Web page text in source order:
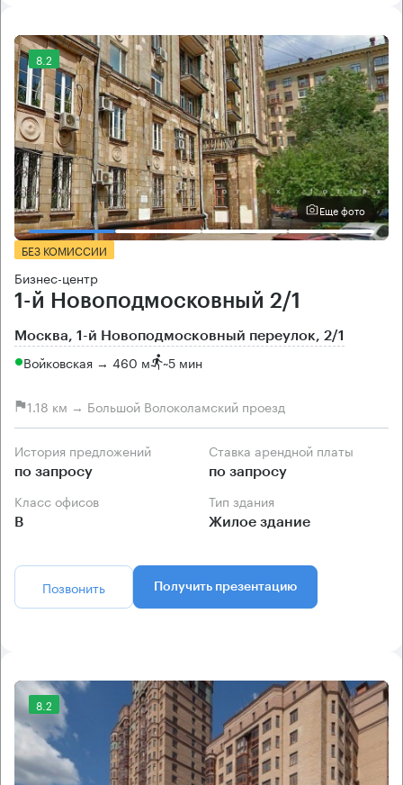
8.2
Еще фото
БЕЗ КОМИССИИ
Бизнес-центр
1-й Новоподмосковный 2/1
Москва, 1-й Новоподмосковный переулок, 2/1
Войковская → 460 м ~5 мин
1.18 км → Большой Волоколамский проезд
История предложений
по запросу
Ставка арендной платы
по запросу
Класс офисов
B
Тип здания
Жилое здание
Позвонить Получить презентацию
8.2